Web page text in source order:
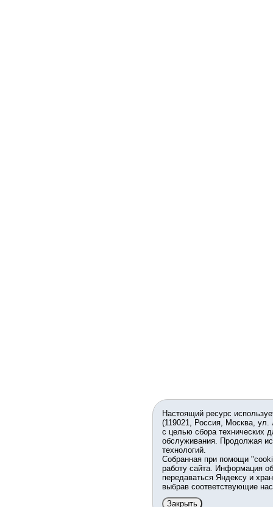
Настоящий ресурс
(119021, Россия, Москва,
с целью сбора технических
обслуживания. Продолжая
технологий.
Собранная при помощи
работу сайта. Информация
передаваться Яндексу и
выбрав соответствующие
Закрыть